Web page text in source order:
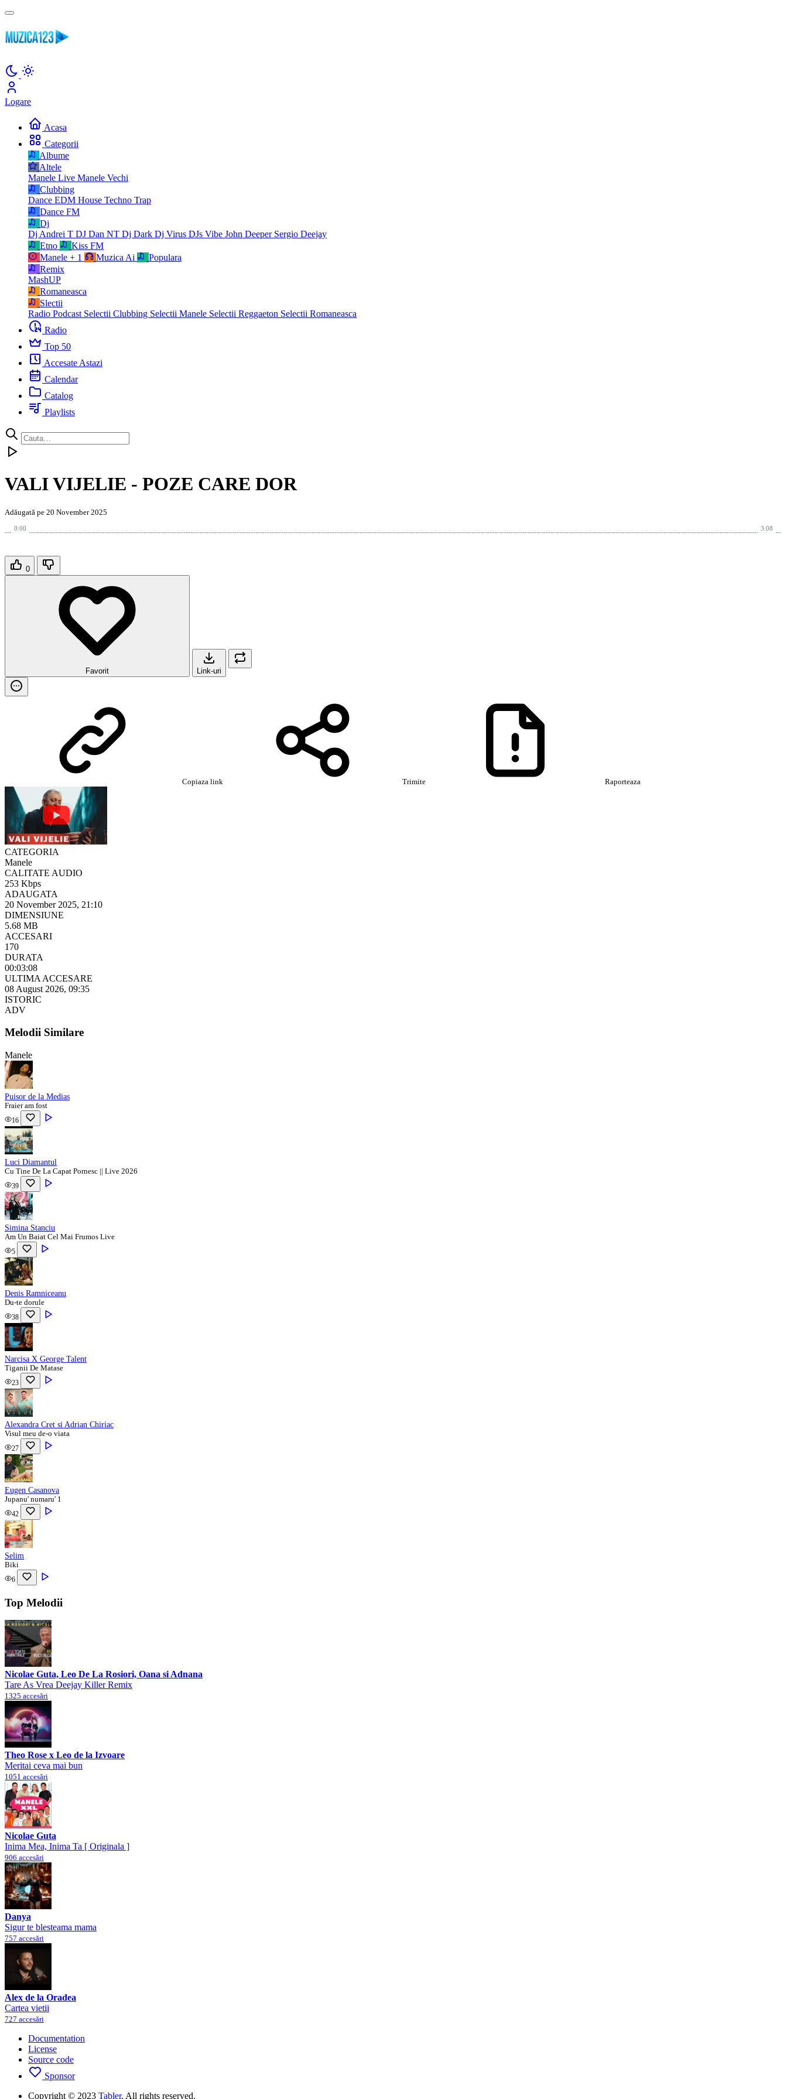
Logare
Acasa
Categorii
Albume
Altele
Manele Live Manele Vechi
Clubbing
Dance EDM House Techno Trap
Dance FM
Dj
Dj Andrei T DJ Dan NT Dj Dark Dj Virus DJs Vibe John Deeper Sergio Deejay
Etno
Kiss FM
Manele + 1 Muzica Ai
Populara
Remix
MashUP
Romaneasca
Slectii
Radio Podcast Selectii Clubbing Selectii Manele Selectii Reggaeton Selectii Romaneasca
Radio
Top 50
Accesate Astazi
Calendar
Catalog
Playlists
VALI VIJELIE - POZE CARE DOR
Adăugată pe 20 November 2025
0:00 3:08
0
Favorit Link-uri
Copiaza link Trimite Raporteaza
CATEGORIA
Manele
CALITATE AUDIO
253 Kbps
ADAUGATA
20 November 2025, 21:10
DIMENSIUNE
5.68 MB
ACCESARI
170
DURATA
00:03:08
ULTIMA ACCESARE
08 August 2026, 09:35
ISTORIC
ADV
Melodii Similare
Manele
Puisor de la Medias
Fraier am fost
16
Luci Diamantul
Cu Tine De La Capat Pornesc || Live 2026
39
Simina Stanciu
Am Un Baiat Cel Mai Frumos Live
5
Denis Ramniceanu
Du-te dorule
38
Narcisa X George Talent
Tiganii De Matase
23
Alexandra Cret si Adrian Chiriac
Visul meu de-o viata
27
Eugen Casanova
Jupanu' numaru' 1
42
Selim
Biki
6
Top Melodii
Nicolae Guta, Leo De La Rosiori, Oana si Adnana
Tare As Vrea Deejay Killer Remix
1325 accesări
Theo Rose x Leo de la Izvoare
Meritai ceva mai bun
1051 accesări
Nicolae Guta
Inima Mea, Inima Ta [ Originala ]
906 accesări
Danya
Sigur te blesteama mama
757 accesări
Alex de la Oradea
Cartea vietii
727 accesări
Documentation
License
Source code
Sponsor
Copyright © 2023 Tabler. All rights reserved.